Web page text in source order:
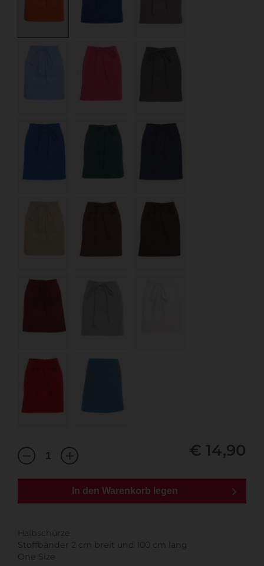
€ 14,90
In den Warenkorb legen
Halbschürze
Stoffbänder 2 cm breit und 100 cm lang
One Size